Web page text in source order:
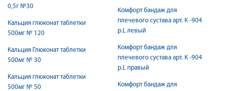
0,5г №30
Кальция глюконат таблетки
500мг № 120
Кальция Глюконат таблетки
500мг № 30
Кальция глюконат таблетки
500мг № 50
Комфорт бандаж для
плечевого сустава арт. К -904
р.L левый
Комфорт бандаж для
плечевого сустава арт. К -904
р.L правый
Комфорт бандаж для